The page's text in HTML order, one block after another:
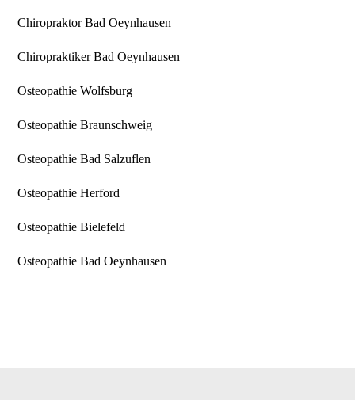
Chiropraktor Bad Oeynhausen
Chiropraktiker Bad Oeynhausen
Osteopathie Wolfsburg
Osteopathie Braunschweig
Osteopathie Bad Salzuflen
Osteopathie Herford
Osteopathie Bielefeld
Osteopathie Bad Oeynhausen